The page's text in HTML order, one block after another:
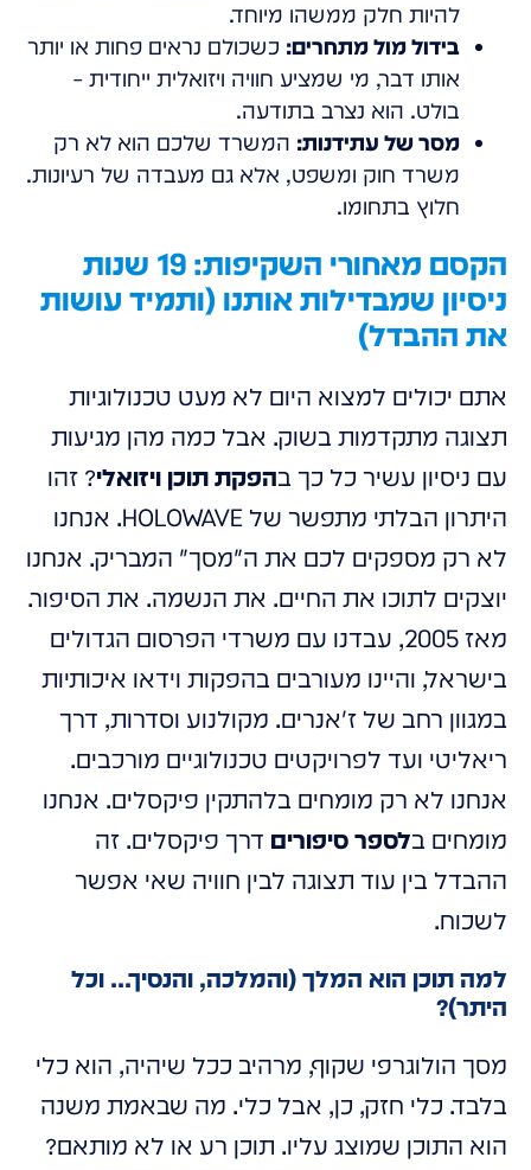
להיות חלק ממשהו מיוחד.
בידול מול מתחרים: כשכולם נראים פחות או יותר
אותו דבר, מי שמציע חוויה ויזואלית ייחודית –
בולט. הוא נצרב בתודעה.
מסר של עתידנות: המשרד שלכם הוא לא רק
משרד חוק ומשפט, אלא גם מעבדה של רעיונות.
חלוץ בתחומו.
הקסם מאחורי השקיפות: 19 שנות
ניסיון שמבדילות אותנו (ותמיד עושות
את ההבדל)
אתם יכולים למצוא היום לא מעט טכנולוגיות
תצוגה מתקדמות בשוק. אבל כמה מהן מגיעות
עם ניסיון עשיר כל כך בהפקת תוכן ויזואלי? זהו
היתרון הבלתי מתפשר של HOLOWAVE. אנחנו
לא רק מספקים לכם את ה"מסך" המבריק. אנחנו
יוצקים לתוכו את החיים. את הנשמה. את הסיפור.
מאז 2005, עבדנו עם משרדי הפרסום הגדולים
בישראל, והיינו מעורבים בהפקות וידאו איכותיות
במגוון רחב של ז'אנרים. מקולנוע וסדרות, דרך
ריאליטי ועד לפרויקטים טכנולוגיים מורכבים.
אנחנו לא רק מומחים בלהתקין פיקסלים. אנחנו
מומחים בלספר סיפורים דרך פיקסלים. זה
ההבדל בין עוד תצוגה לבין חוויה שאי אפשר
לשכוח.
למה תוכן הוא המלך (והמלכה, והנסיך... וכל
היתר)?
מסך הולוגרפי שקוף, מרהיב ככל שיהיה, הוא כלי
בלבד. כלי חזק, כן, אבל כלי. מה שבאמת משנה
הוא התוכן שמוצג עליו. תוכן רע או לא מותאם?